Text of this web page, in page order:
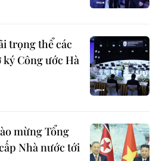
trọng thể các
Công ước Hà
mừng Tổng
Nhà nước tới